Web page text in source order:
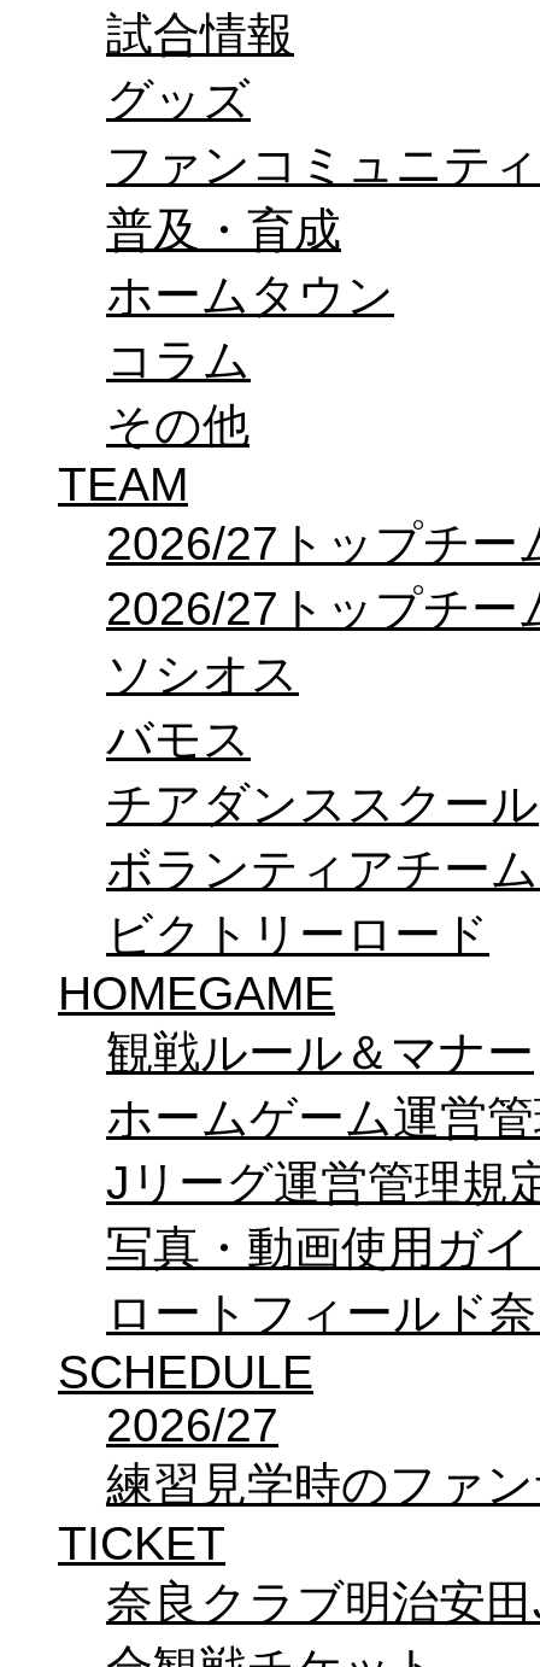
サポートショップ
GOODS
オフィシャルストア（実店舗）
オンラインストア
ACADEMY
プロジェクト
コーチ&スタッフ
ジュニア
ジュニアユース
ユース
練習拠点（ナラディーア）
SCHOOL
2026/27 パートナー企業
パートナー募集
クラブ理念
クラブ情報
サステナビリティ
Web制作支援
応援プロジェクト
試合情報
グッズ
ファンコミュニティ
普及・育成
ホームタウン
コラム
その他
TEAM
2026/27トップチー
2026/27トップチー
ソシオス
バモス
チアダンススクール
ボランティアチー
ビクトリーロード
HOMEGAME
観戦ルール＆マナー
ホームゲーム運営
Jリーグ運営管理規
写真・動画使用ガ
ロートフィールド
SCHEDULE
2026/27
練習見学時のファ
TICKET
奈良クラブ明治安